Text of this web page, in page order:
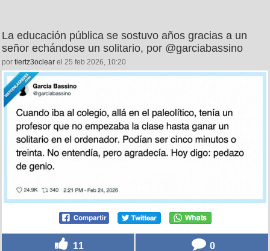
La educación pública se sostuvo años gracias a un
señor echándose un solitario, por @garciabassino
por tiertz3oclear el 25 feb 2026, 10:20
11 0